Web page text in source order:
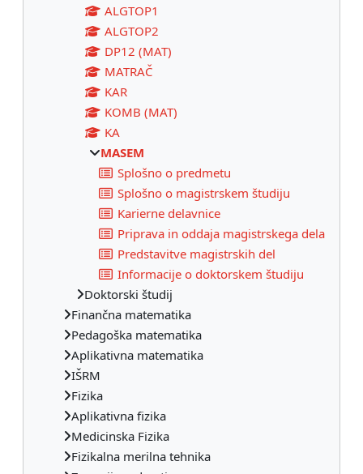
ALGTOP1
ALGTOP2
DP12 (MAT)
MATRAČ
KAR
KOMB (MAT)
KA
MASEM
Splošno o predmetu
Splošno o magistrskem študiju
Karierne delavnice
Priprava in oddaja magistrskega dela
Predstavitve magistrskih del
Informacije o doktorskem študiju
Doktorski študij
Finančna matematika
Pedagoška matematika
Aplikativna matematika
IŠRM
Fizika
Aplikativna fizika
Medicinska Fizika
Fizikalna merilna tehnika